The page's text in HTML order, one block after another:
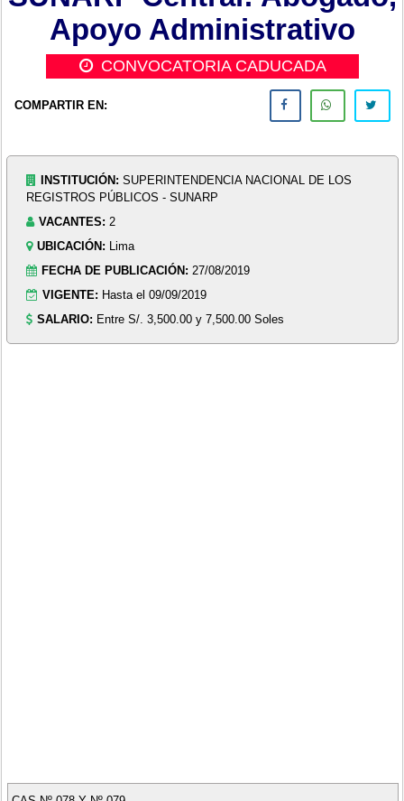
Apoyo Administrativo
CONVOCATORIA CADUCADA
COMPARTIR EN:
INSTITUCIÓN: SUPERINTENDENCIA NACIONAL DE LOS
REGISTROS PÚBLICOS - SUNARP
VACANTES: 2
UBICACIÓN: Lima
FECHA DE PUBLICACIÓN: 27/08/2019
VIGENTE: Hasta el 09/09/2019
SALARIO: Entre S/. 3,500.00 y 7,500.00 Soles